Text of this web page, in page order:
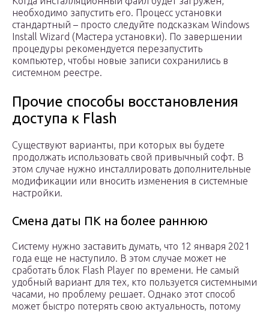
необходимо запустить его. Процесс установки
стандартный – просто следуйте подсказкам Windows
Install Wizard (Мастера установки). По завершении
процедуры рекомендуется перезапустить
компьютер, чтобы новые записи сохранились в
системном реестре.
Прочие способы восстановления
доступа к Flash
Существуют варианты, при которых вы будете
продолжать использовать свой привычный софт. В
этом случае нужно инсталлировать дополнительные
модификации или вносить изменения в системные
настройки.
Смена даты ПК на более раннюю
Систему нужно заставить думать, что 12 января 2021
года еще не наступило. В этом случае может не
сработать блок Flash Player по времени. Не самый
удобный вариант для тех, кто пользуется системными
часами, но проблему решает. Однако этот способ
может быстро потерять свою актуальность, потому